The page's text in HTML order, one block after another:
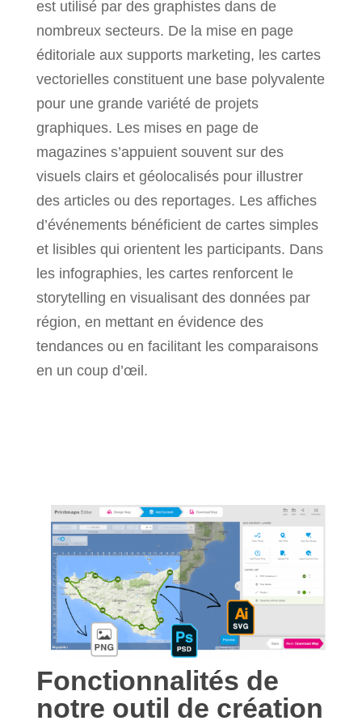
est utilisé par des graphistes dans de
nombreux secteurs. De la mise en page
éditoriale aux supports marketing, les cartes
vectorielles constituent une base polyvalente
pour une grande variété de projets
graphiques. Les mises en page de
magazines s’appuient souvent sur des
visuels clairs et géolocalisés pour illustrer
des articles ou des reportages. Les affiches
d’événements bénéficient de cartes simples
et lisibles qui orientent les participants. Dans
les infographies, les cartes renforcent le
storytelling en visualisant des données par
région, en mettant en évidence des
tendances ou en facilitant les comparaisons
en un coup d’œil.
Fonctionnalités de
notre outil de création